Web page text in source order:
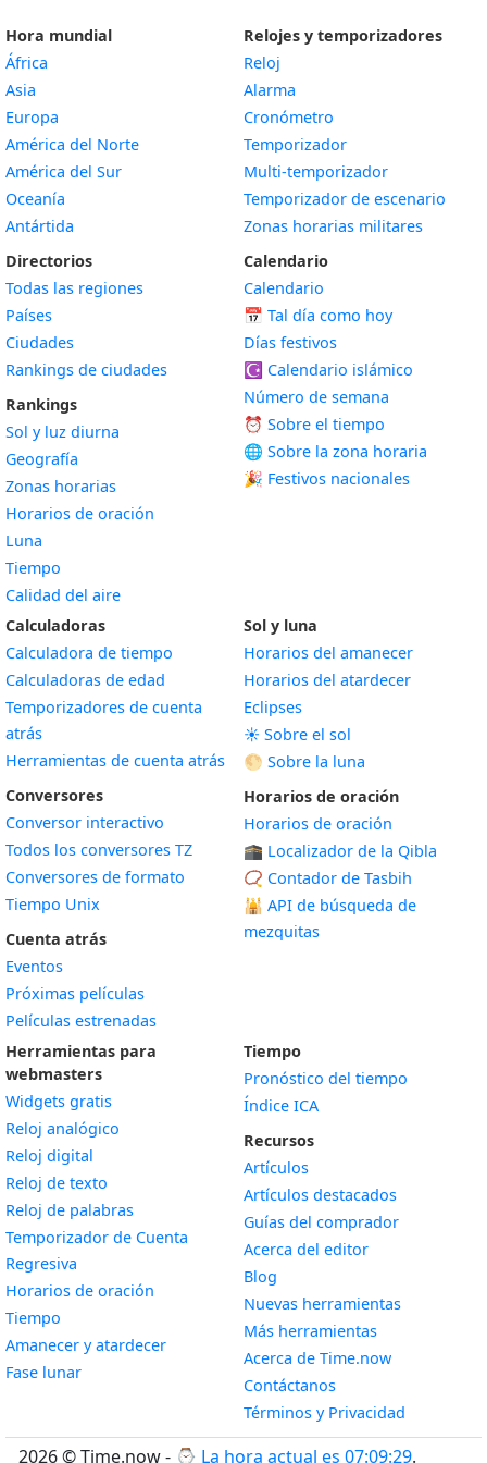
Hora mundial
África
Asia
Europa
América del Norte
América del Sur
Oceanía
Antártida
Directorios
Todas las regiones
Países
Ciudades
Rankings de ciudades
Rankings
Sol y luz diurna
Geografía
Zonas horarias
Horarios de oración
Luna
Tiempo
Calidad del aire
Relojes y temporizadores
Reloj
Alarma
Cronómetro
Temporizador
Multi-temporizador
Temporizador de escenario
Zonas horarias militares
Calendario
Calendario
📅 Tal día como hoy
Días festivos
☪️ Calendario islámico
Número de semana
⏰ Sobre el tiempo
🌐 Sobre la zona horaria
🎉 Festivos nacionales
Calculadoras
Calculadora de tiempo
Calculadoras de edad
Temporizadores de cuenta
atrás
Herramientas de cuenta atrás
Conversores
Conversor interactivo
Todos los conversores TZ
Conversores de formato
Tiempo Unix
Cuenta atrás
Eventos
Próximas películas
Películas estrenadas
Sol y luna
Horarios del amanecer
Horarios del atardecer
Eclipses
☀️ Sobre el sol
🌕 Sobre la luna
Horarios de oración
Horarios de oración
🕋 Localizador de la Qibla
📿 Contador de Tasbih
🕌 API de búsqueda de
mezquitas
Herramientas para
webmasters
Widgets gratis
Reloj analógico
Reloj digital
Reloj de texto
Reloj de palabras
Temporizador de Cuenta
Regresiva
Horarios de oración
Tiempo
Amanecer y atardecerWidget
Fase lunarWidget
Tiempo
Pronóstico del tiempo
Índice ICA
Recursos
Artículos
Artículos destacados
Guías del comprador
Acerca del editor
Blog
Nuevas herramientas
Más herramientas
Acerca de Time.now
Contáctanos
Términos y Privacidad
2026 © Time.now - ⌚ La hora actual es 07:09:30.